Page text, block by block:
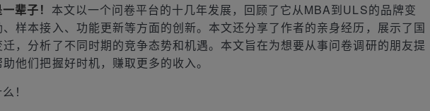
辈子！ 本文以一个问卷平台的十几年发展，回顾了它从MBA到ULS的品牌变
样本接入、功能更新等方面的创新。本文还分享了作者的亲身经历，展示了国
，分析了不同时期的竞争态势和机遇。本文旨在为想要从事问卷调研的朋友提
他们把握好时机，赚取更多的收入。
！